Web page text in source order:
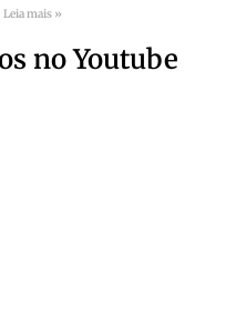
Leia mais »
no Youtube